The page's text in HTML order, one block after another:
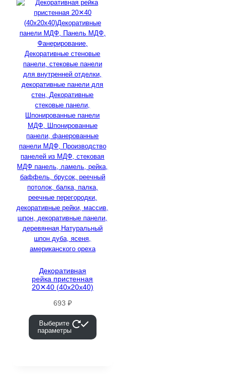
Декоративная
рейка пристенная
20✕40 (40х20х40)
693 ₽
Выберите
параметры